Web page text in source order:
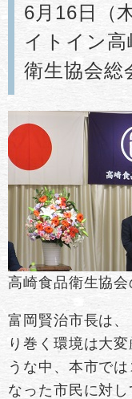
6月16日（
イトイン
衛生協会総
高崎食品衛生協会
富岡賢治市長は
り巻く環境は大
うな中、本市で
なった市民に対